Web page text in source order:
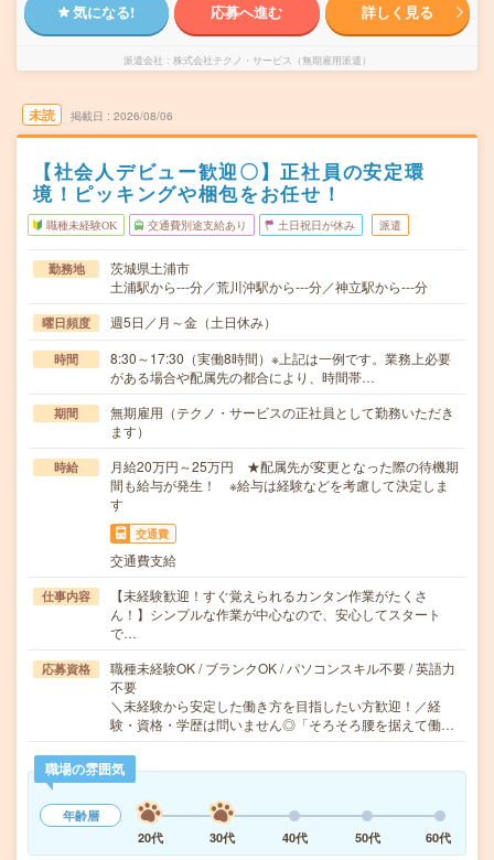
気になる! 応募へ進む 詳しく見る
派遣会社 株式会社テクノ・サービス（無期雇用派遣）
未読 掲載日 2026/08/06
【社会人デビュー歓迎〇】正社員の安定環
境！ピッキングや梱包をお任せ！
職種未経験OK 交通費別途支給あり 土日祝日が休み 派遣
勤務地
茨城県土浦市
土浦駅から---分／荒川沖駅から---分／神立駅から---分
曜日頻度 週5日／月～金（土日休み）
時間
8:30～17:30（実働8時間）※上記は一例です。業務上必要
がある場合や配属先の都合により、時間帯…
期間
無期雇用（テクノ・サービスの正社員として勤務いただき
ます）
時給
月給20万円～25万円 ★配属先が変更となった際の待機期
間も給与が発生！ ※給与は経験などを考慮して決定しま
す
交通費
交通費支給
仕事内容
【未経験歓迎！すぐ覚えられるカンタン作業がたくさ
ん！】シンプルな作業が中心なので、安心してスタート
で…
応募資格
職種未経験OK / ブランクOK / パソコンスキル不要 / 英語力
不要
＼未経験から安定した働き方を目指したい方歓迎！／経
験・資格・学歴は問いません◎「そろそろ腰を据えて働…
職場の雰囲気
年齢層
20代
30代 40代 50代 60代